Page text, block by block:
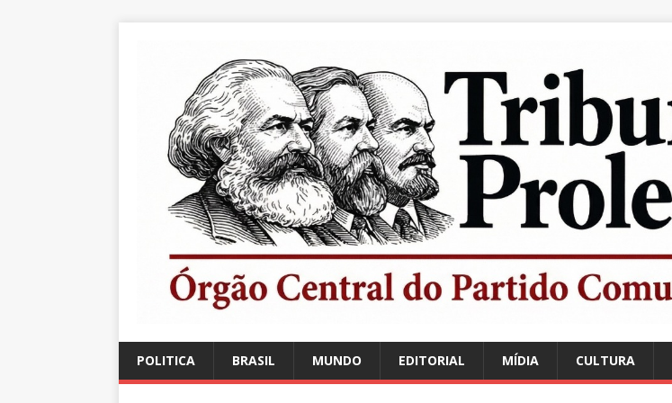
POLITICA BRASIL MUNDO EDITORIAL MÍDIA CULTURA